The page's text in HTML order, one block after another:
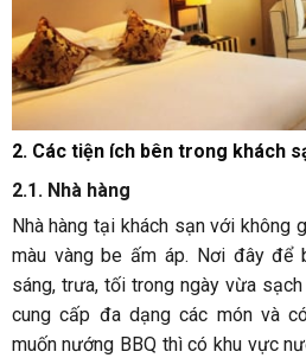
2. Các tiện ích bên trong khách
2.1. Nhà hàng
Nhà hàng tại khách sạn với không
màu vàng be ấm áp. Nơi đây để
sáng, trưa, tối trong ngày vừa
cung cấp đa dạng các món và
muốn nướng BBQ thì có khu vực